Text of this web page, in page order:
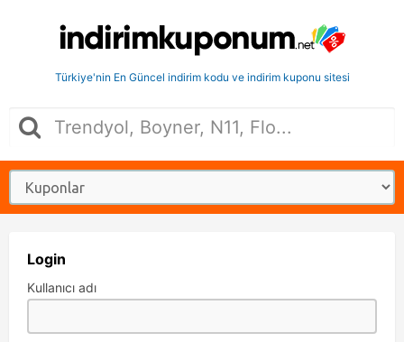
Türkiye'nin En Güncel indirim kodu ve indirim kuponu sitesi
Login
Kullanıcı adı